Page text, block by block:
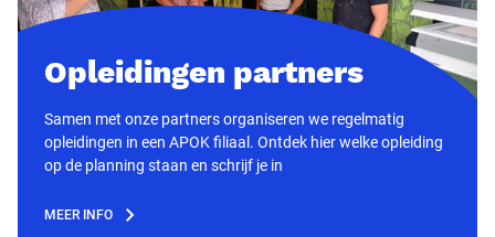
Opleidingen partners
Samen met onze partners organiseren we regelmatig
opleidingen in een APOK filiaal. Ontdek hier welke opleiding
op de planning staan en schrijf je in
MEER INFO